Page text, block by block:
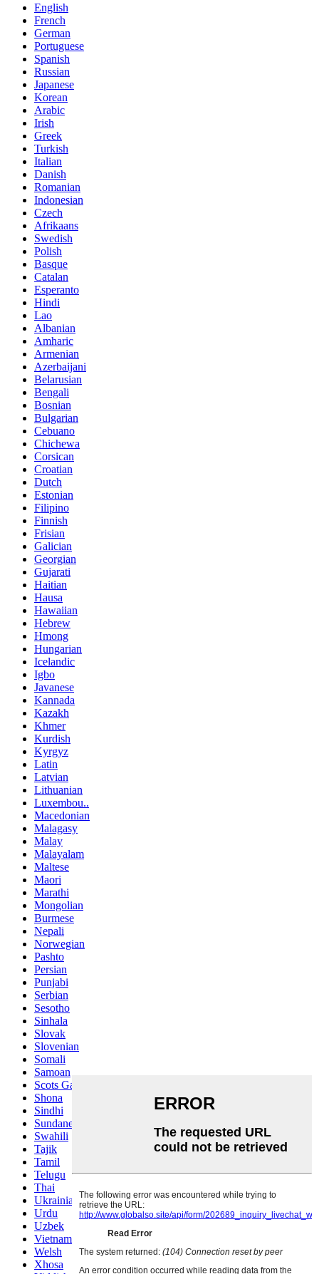
English
French
German
Portuguese
Spanish
Russian
Japanese
Korean
Arabic
Irish
Greek
Turkish
Italian
Danish
Romanian
Indonesian
Czech
Afrikaans
Swedish
Polish
Basque
Catalan
Esperanto
Hindi
Lao
Albanian
Amharic
Armenian
Azerbaijani
Belarusian
Bengali
Bosnian
Bulgarian
Cebuano
Chichewa
Corsican
Croatian
Dutch
Estonian
Filipino
Finnish
Frisian
Galician
Georgian
Gujarati
Haitian
Hausa
Hawaiian
Hebrew
Hmong
Hungarian
Icelandic
Igbo
Javanese
Kannada
Kazakh
Khmer
Kurdish
Kyrgyz
Latin
Latvian
Lithuanian
Luxembou..
Macedonian
Malagasy
Malay
Malayalam
Maltese
Maori
Marathi
Mongolian
Burmese
Nepali
Norwegian
Pashto
Persian
Punjabi
Serbian
Sesotho
Sinhala
Slovak
Slovenian
Somali
Samoan
Scots Gaelic
Shona
Sindhi
Sundanese
Swahili
Tajik
Tamil
Telugu
Thai
Ukrainian
Urdu
Uzbek
Vietnamese
Welsh
Xhosa